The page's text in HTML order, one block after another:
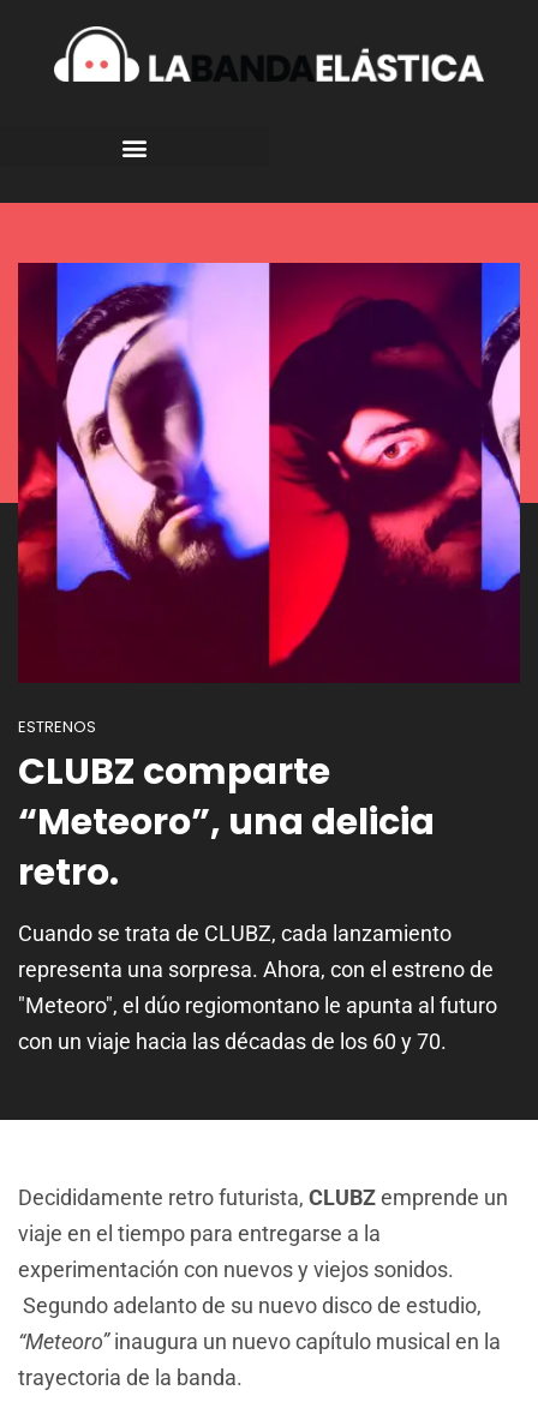
ESTRENOS
CLUBZ comparte
“Meteoro”, una delicia
retro.
Cuando se trata de CLUBZ, cada lanzamiento
representa una sorpresa. Ahora, con el estreno de
"Meteoro", el dúo regiomontano le apunta al futuro
con un viaje hacia las décadas de los 60 y 70.
Decididamente retro futurista, CLUBZemprende un
viaje en el tiempo para entregarse a la
experimentación con nuevos y viejos sonidos.
Segundo adelanto de su nuevo disco de estudio,
“Meteoro”inaugura un nuevo capítulo musical en la
trayectoria de la banda.